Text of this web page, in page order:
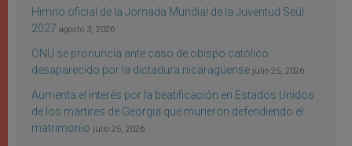
Himno oficial de la Jornada Mundial de la Juventud Seúl
2027 agosto 3, 2026
ONU se pronuncia ante caso de obispo católico
desaparecido por la dictadura nicaragüense julio 25, 2026
Aumenta el interés por la beatificación en Estados Unidos
de los mártires de Georgia que murieron defendiendo el
matrimonio julio 25, 2026